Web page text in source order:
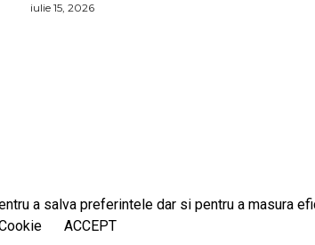
iulie 15, 2026
a salva preferintele dar si pentru a masura
ACCEPT